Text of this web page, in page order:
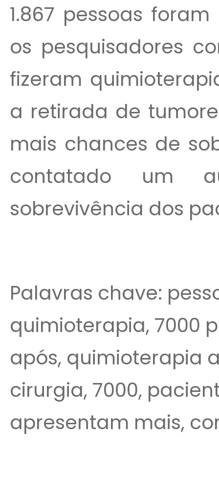
1.867 pessoas
os pesquisadores
fizeram
a retirada de
mais chances de
contatado um
sobrevivência dos
Palavras chave:
quimioterapia, 7000
após, quimioterapia
cirurgia, 7000,
apresentam mais,